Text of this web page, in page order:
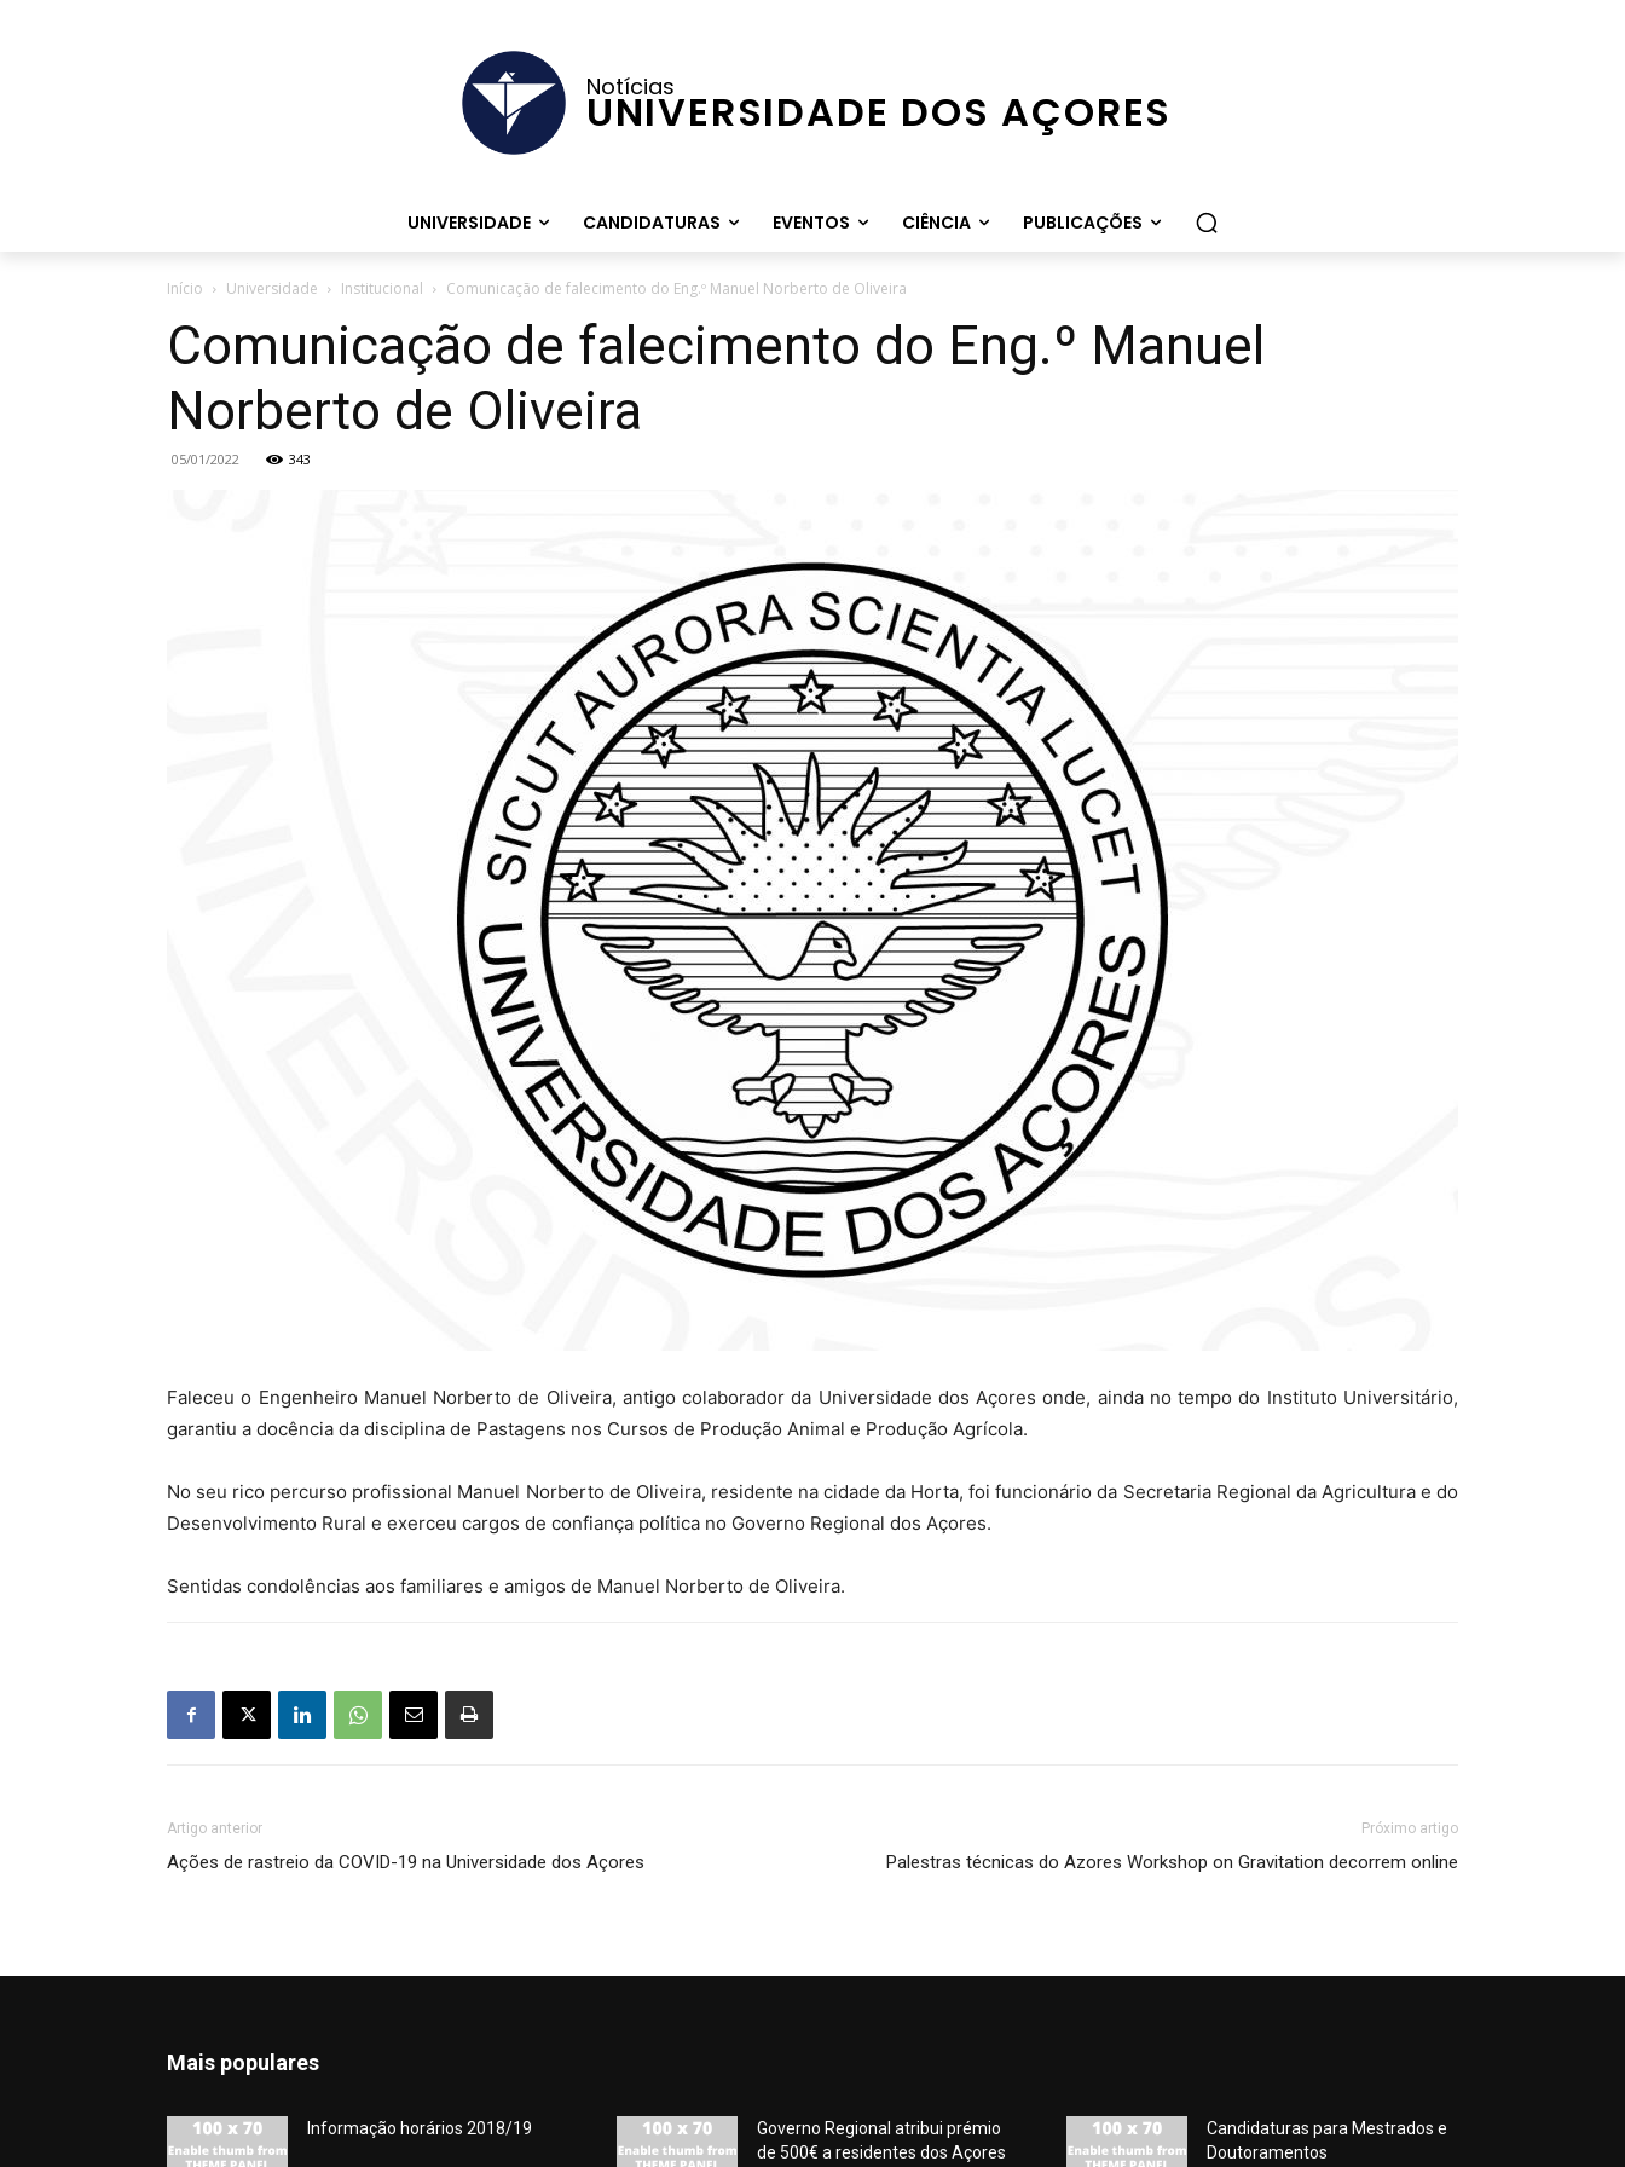
Notícias
UNIVERSIDADE DOS AÇORES
UNIVERSIDADE CANDIDATURAS EVENTOS CIÊNCIA PUBLICAÇÕES
Início Universidade Institucional Comunicação de falecimento do Eng.º Manuel Norberto de Oliveira
Comunicação de falecimento do Eng.º Manuel
Norberto de Oliveira
05/01/2022 343
Faleceu o Engenheiro Manuel Norberto de Oliveira, antigo colaborador da Universidade dos Açores onde, ainda no tempo do Instituto Universitário,
garantiu a docência da disciplina de Pastagens nos Cursos de Produção Animal e Produção Agrícola.
No seu rico percurso profissional Manuel Norberto de Oliveira, residente na cidade da Horta, foi funcionário da Secretaria Regional da Agricultura e do
Desenvolvimento Rural e exerceu cargos de confiança política no Governo Regional dos Açores.
Sentidas condolências aos familiares e amigos de Manuel Norberto de Oliveira.
Artigo anterior
Ações de rastreio da COVID-19 na Universidade dos Açores
Próximo artigo
Palestras técnicas do Azores Workshop on Gravitation decorrem online
Mais populares
Informação horários 2018/19
Governo Regional atribui prémio
de 500€ a residentes dos Açores
Candidaturas para Mestrados e
Doutoramentos